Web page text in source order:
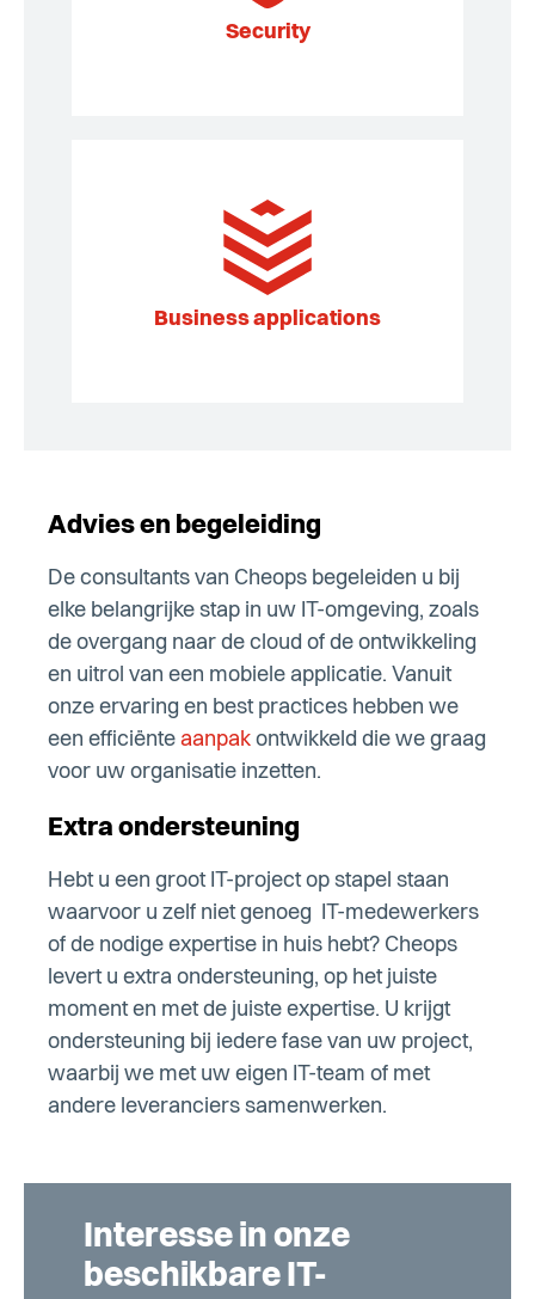
Security
Business applications
Advies en begeleiding
De consultants van Cheops begeleiden u bij
elke belangrijke stap in uw IT-omgeving, zoals
de overgang naar de cloud of de ontwikkeling
en uitrol van een mobiele applicatie. Vanuit
onze ervaring en best practices hebben we
een efficiënte aanpak ontwikkeld die we graag
voor uw organisatie inzetten.
Extra ondersteuning
Hebt u een groot IT-project op stapel staan
waarvoor u zelf niet genoeg IT-medewerkers
of de nodige expertise in huis hebt? Cheops
levert u extra ondersteuning, op het juiste
moment en met de juiste expertise. U krijgt
ondersteuning bij iedere fase van uw project,
waarbij we met uw eigen IT-team of met
andere leveranciers samenwerken.
Interesse in onze
beschikbare IT-